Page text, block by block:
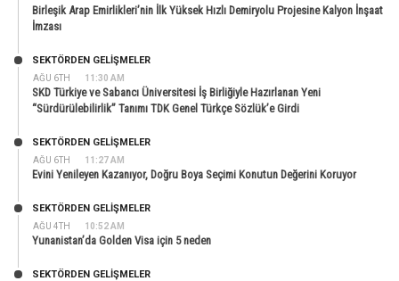
Birleşik Arap Emirlikleri’nin İlk Yüksek Hızlı Demiryolu Projesine Kalyon İnşaat
İmzası
AĞU 6TH 11:30 AM
SEKTÖRDEN GELIŞMELER
SKD Türkiye ve Sabancı Üniversitesi İş Birliğiyle Hazırlanan Yeni
“Sürdürülebilirlik” Tanımı TDK Genel Türkçe Sözlük’e Girdi
AĞU 6TH 11:27 AM
SEKTÖRDEN GELIŞMELER
Evini Yenileyen Kazanıyor, Doğru Boya Seçimi Konutun Değerini Koruyor
AĞU 4TH 10:52 AM
SEKTÖRDEN GELIŞMELER
Yunanistan’da Golden Visa için 5 neden
SEKTÖRDEN GELIŞMELER